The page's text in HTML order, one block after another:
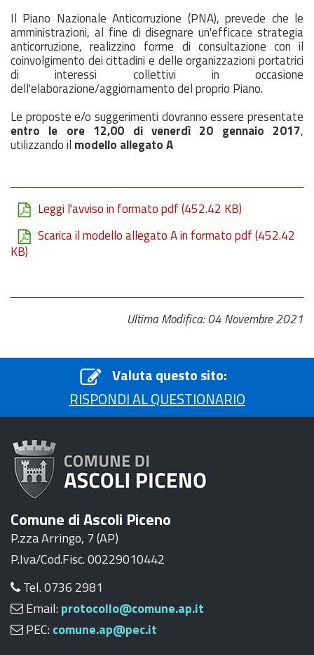
Il Piano Nazionale Anticorruzione (PNA), prevede che le
amministrazioni, al fine di disegnare un'efficace strategia
anticorruzione, realizzino forme di consultazione con il
coinvolgimento dei cittadini e delle organizzazioni portatrici
di interessi collettivi in occasione
dell'elaborazione/aggiornamento del proprio Piano.
Le proposte e/o suggerimenti dovranno essere presentate
entro le ore 12,00 di venerdì 20 gennaio 2017,
utilizzando il modello allegato A
Leggi l'avviso in formato pdf(452.42 KB)
Scarica il modello allegato A in formato pdf(452.42
KB)
Ultima Modifica: 04 Novembre 2021
Valuta questo sito:
RISPONDI AL QUESTIONARIO
Comune di Ascoli Piceno
P.zza Arringo, 7 (AP)
P.Iva/Cod.Fisc. 00229010442
Tel. 0736 2981
Email: protocollo@comune.ap.it
PEC: comune.ap@pec.it